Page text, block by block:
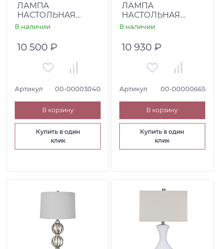
ЛАМПА
НАСТОЛЬНАЯ
SOUVENIR (00-
В наличии
10 500 ₽
Артикул 00-00003040
В корзину
Купить в один
клик
ЛАМПА
НАСТОЛЬНАЯ
STYLECRAFT (00-
В наличии
10 930 ₽
Артикул 00-00000665
В корзину
Купить в один
клик